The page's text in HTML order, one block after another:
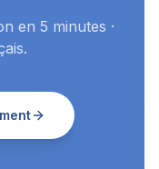
en 5 minutes ·